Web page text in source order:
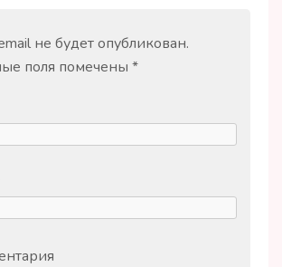
не будет опубликован.
поля помечены *